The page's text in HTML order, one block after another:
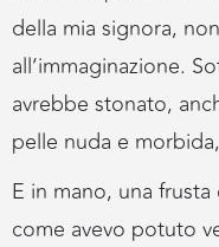
della mia signora,
all’immaginazione.
avrebbe stonato,
pelle nuda e
E in mano, una
come avevo potuto